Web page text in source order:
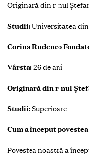
Originară din r-nul
Studii:Universitatea
Corina Rudenco
Vârsta:26 de ani
Originară din r-nul
Studii:Superioare
Cum a început
Povestea noastră a